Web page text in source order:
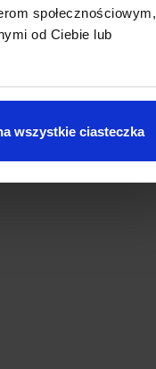
społecznościowym,
od Ciebie lub
wszystkie ciasteczka